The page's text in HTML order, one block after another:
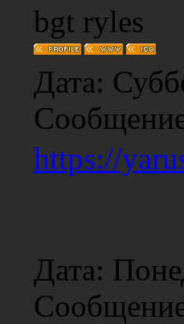
bgt ryles
Дата:
https://
Дата: